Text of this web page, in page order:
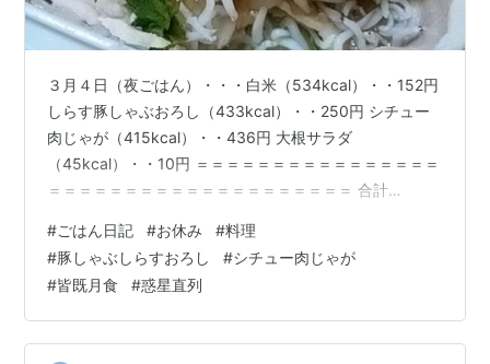
３月４日（夜ごはん）・・・白米（534kcal）・・152円
しらす豚しゃぶおろし（433kcal）・・250円 シチュー
肉じゃが（415kcal）・・436円 大根サラダ
（45kcal）・・10円 ＝＝＝＝＝＝＝＝＝＝＝＝＝＝＝＝
＝＝＝＝＝＝＝＝＝＝＝＝＝＝＝＝＝＝＝＝ 合計
ﾉ)。。。喘息が今週キツかったので（雨もあったりで）
お休みはありがたいのです♪なんとなーくですが・・・予
想が当たってる 気がしてます☆以前に皆既月食が関係し
てるんじゃないかということを 書きましたが・・・そも
そも体調がおかしくなり出したのって惑星直列が…
#ごはん日記 #お休み #料理
#豚しゃぶしらすおろし #シチュー肉じゃが
#皆既月食 #惑星直列